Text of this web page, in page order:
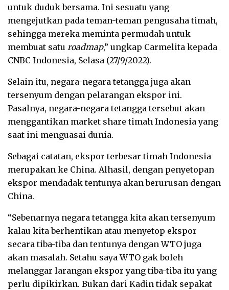
untuk duduk bersama. Ini sesuatu yang
mengejutkan pada teman-teman pengusaha timah,
sehingga mereka meminta permudah untuk
membuat satu roadmap,” ungkap Carmelita kepada
CNBC Indonesia, Selasa (27/9/2022).
Selain itu, negara-negara tetangga juga akan
tersenyum dengan pelarangan ekspor ini.
Pasalnya, negara-negara tetangga tersebut akan
menggantikan market share timah Indonesia yang
saat ini menguasai dunia.
Sebagai catatan, ekspor terbesar timah Indonesia
merupakan ke China. Alhasil, dengan penyetopan
ekspor mendadak tentunya akan berurusan dengan
China.
“Sebenarnya negara tetangga kita akan tersenyum
kalau kita berhentikan atau menyetop ekspor
secara tiba-tiba dan tentunya dengan WTO juga
akan masalah. Setahu saya WTO gak boleh
melanggar larangan ekspor yang tiba-tiba itu yang
perlu dipikirkan. Bukan dari Kadin tidak sepakat